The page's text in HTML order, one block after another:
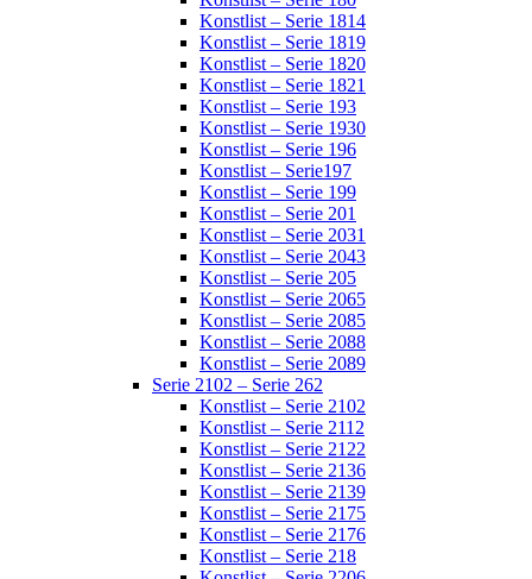
Konstlist – Serie 1814
Konstlist – Serie 1819
Konstlist – Serie 1820
Konstlist – Serie 1821
Konstlist – Serie 193
Konstlist – Serie 1930
Konstlist – Serie 196
Konstlist – Serie197
Konstlist – Serie 199
Konstlist – Serie 201
Konstlist – Serie 2031
Konstlist – Serie 2043
Konstlist – Serie 205
Konstlist – Serie 2065
Konstlist – Serie 2085
Konstlist – Serie 2088
Konstlist – Serie 2089
Serie 2102 – Serie 262
Konstlist – Serie 2102
Konstlist – Serie 2112
Konstlist – Serie 2122
Konstlist – Serie 2136
Konstlist – Serie 2139
Konstlist – Serie 2175
Konstlist – Serie 2176
Konstlist – Serie 218